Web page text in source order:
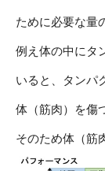
ために必要な量
例え体の中にタ
いると、タンパ
体（筋肉）を傷
そのため体（筋